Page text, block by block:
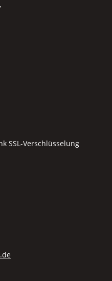
SSL-Verschlüsselung